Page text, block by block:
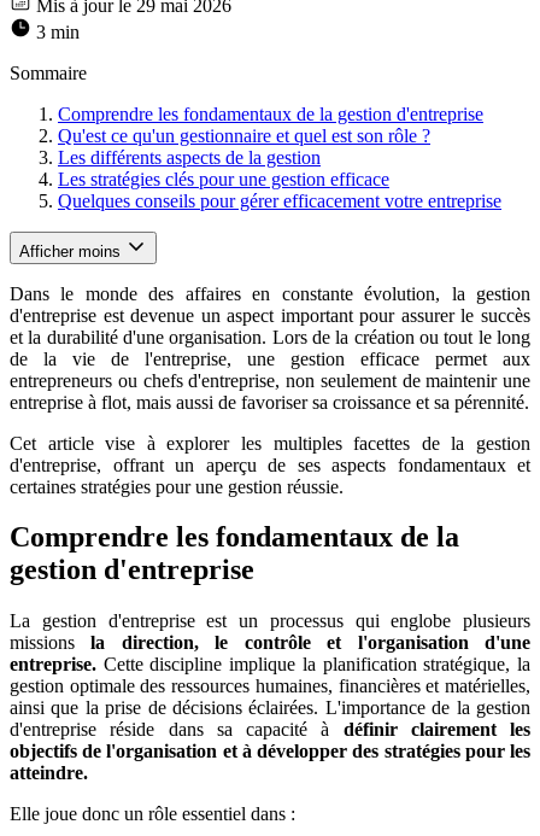
Mis à jour le 29 mai 2026
3 min
Sommaire
Comprendre les fondamentaux de la gestion d'entreprise
Qu'est ce qu'un gestionnaire et quel est son rôle ?
Les différents aspects de la gestion
Les stratégies clés pour une gestion efficace
Quelques conseils pour gérer efficacement votre entreprise
Afficher moins
Dans le monde des affaires en constante évolution, la gestion
d'entreprise est devenue un aspect important pour assurer le succès
et la durabilité d'une organisation. Lors de la création ou tout le long
de la vie de l'entreprise, une gestion efficace permet aux
entrepreneurs ou chefs d'entreprise, non seulement de maintenir une
entreprise à flot, mais aussi de favoriser sa croissance et sa pérennité.
Cet article vise à explorer les multiples facettes de la gestion
d'entreprise, offrant un aperçu de ses aspects fondamentaux et
certaines stratégies pour une gestion réussie.
Comprendre les fondamentaux de la
gestion d'entreprise
La gestion d'entreprise est un processus qui englobe plusieurs
missionsla direction, le contrôle et l'organisation d'une
entreprise. Cette discipline implique la planification stratégique, la
gestion optimale des ressources humaines, financières et matérielles,
ainsi que la prise de décisions éclairées. L'importance de la gestion
d'entreprise réside dans sa capacité à définir clairement les
objectifs de l'organisation et à développer des stratégies pour les
atteindre.
Elle joue donc un rôle essentiel dans :